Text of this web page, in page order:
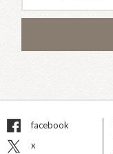
facebook
x